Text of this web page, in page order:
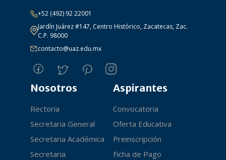
+52 (492) 92 22001
Jardín Juárez #147, Centro Histórico, Zacatecas, Zac.
C.P. 98000
contacto@uaz.edu.mx
Nosotros
Rectoria
Secretaria General
Secretaria Académica
Secretaria
Aspirantes
Convocatoria
Oferta Educativa
Preinscripción
Ficha de Pago